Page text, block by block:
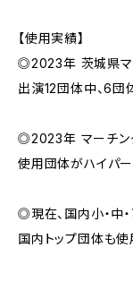
【使用実績】
◎2023年 茨城県マ
出演12団体中、6団
◎2023年 マーチン
使用団体がハイパ
◎現在、国内小・中
国内トップ団体も使